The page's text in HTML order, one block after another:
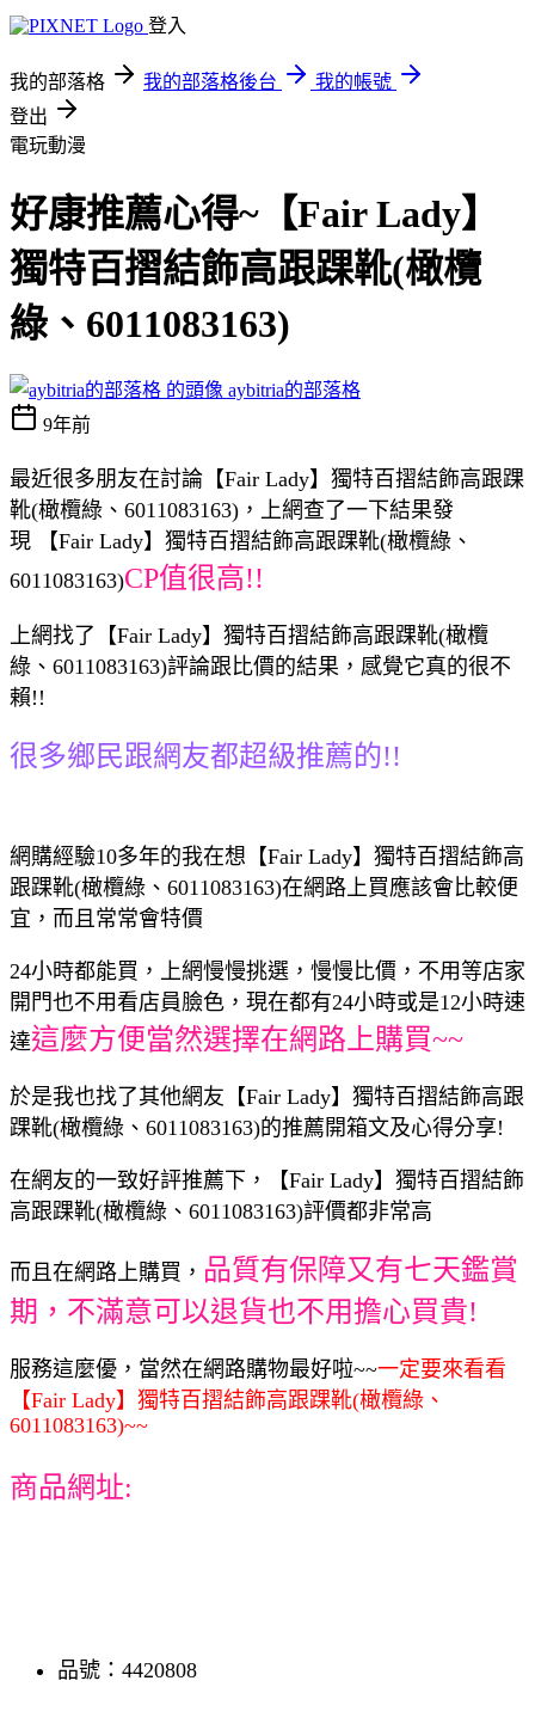
登入
我的部落格 我的部落格後台
我的帳號
登出
電玩動漫
好康推薦心得~【Fair Lady】
獨特百摺結飾高跟踝靴(橄欖
綠、6011083163)
aybitria的部落格
9年前
最近很多朋友在討論【Fair Lady】獨特百摺結飾高跟踝
靴(橄欖綠、6011083163)，上網查了一下結果發
現 【Fair Lady】獨特百摺結飾高跟踝靴(橄欖綠、
6011083163)CP值很高!!
上網找了【Fair Lady】獨特百摺結飾高跟踝靴(橄欖
綠、6011083163)評論跟比價的結果，感覺它真的很不
賴!!
很多鄉民跟網友都超級推薦的!!
網購經驗10多年的我在想【Fair Lady】獨特百摺結飾高
跟踝靴(橄欖綠、6011083163)在網路上買應該會比較便
宜，而且常常會特價
24小時都能買，上網慢慢挑選，慢慢比價，不用等店家
開門也不用看店員臉色，現在都有24小時或是12小時速
達這麼方便當然選擇在網路上購買~~
於是我也找了其他網友【Fair Lady】獨特百摺結飾高跟
踝靴(橄欖綠、6011083163)的推薦開箱文及心得分享!
在網友的一致好評推薦下，【Fair Lady】獨特百摺結飾
高跟踝靴(橄欖綠、6011083163)評價都非常高
而且在網路上購買， 品質有保障又有七天鑑賞
期，不滿意可以退貨也不用擔心買貴!
服務這麼優，當然在網路購物最好啦~~一定要來看看
【Fair Lady】獨特百摺結飾高跟踝靴(橄欖綠、
6011083163)~~
商品網址:
品號：4420808